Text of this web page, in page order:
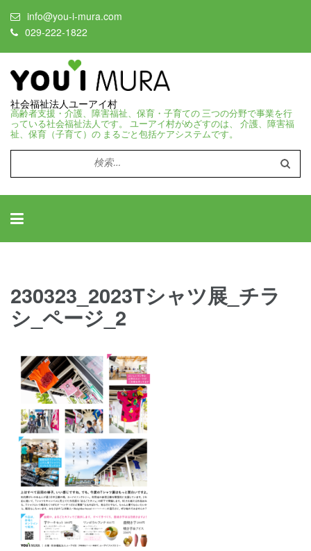
info@you-i-mura.com
029-222-1822
社会福祉法人ユーアイ村
高齢者支援・介護、障害福祉、保育・子育ての 三つの分野で事業を行
っている社会福祉法人です。 ユーアイ村がめざすのは、 介護、障害福
祉、保育（子育て）の まるごと包括ケアシステムです。
検
索:
230323_2023Tシャツ展_チラ
シ_ページ_2